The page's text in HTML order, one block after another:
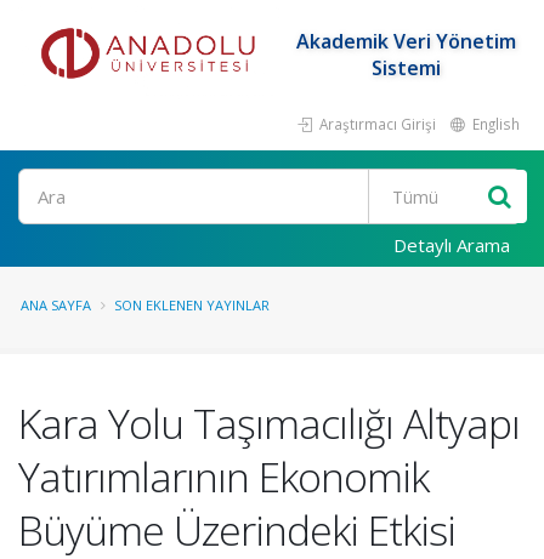
Akademik Veri Yönetim
Sistemi
Araştırmacı Girişi English
Ara
Detaylı Arama
ANA SAYFA SON EKLENEN YAYINLAR
Kara Yolu Taşımacılığı Altyapı
Yatırımlarının Ekonomik
Büyüme Üzerindeki Etkisi